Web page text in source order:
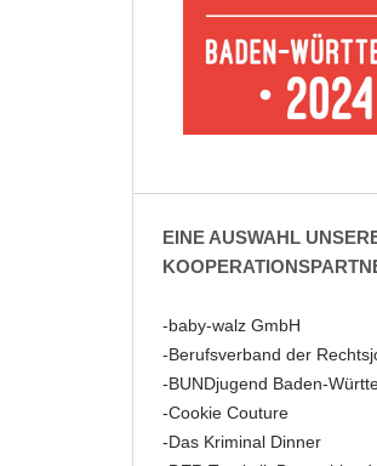
EINE AUSWAHL
-baby-walz GmbH
-Berufsverband der
-BUNDjugend Baden-
-Cookie Couture
-Das Kriminal Dinner